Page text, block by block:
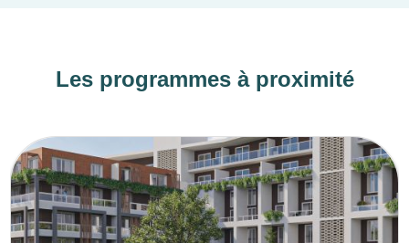
Les programmes à proximité